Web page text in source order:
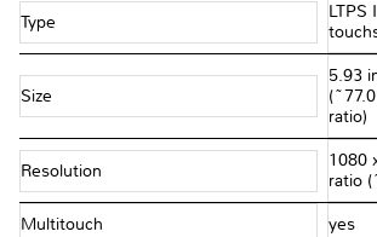
Type
LTPS
Size
5.93
ratio)
Resolution
1080
ratio
Multitouch yes